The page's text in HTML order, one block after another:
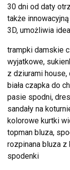
30 dni od daty
także
3D, umożliwia
trampki damskie
wyjatkowe,
z dziurami house,
biała czapka do
pasie spodni,
sandały na
kolorowe kurtki
topman bluza,
rozpinana bluza
spodenki